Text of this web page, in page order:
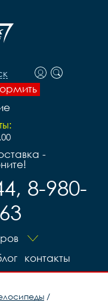
-
8-980-
контакты
/